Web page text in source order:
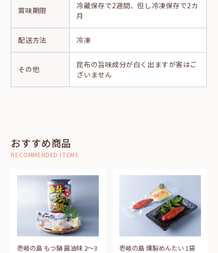
賞味期限
冷蔵保存で2週間、但し冷凍保存で2カ
月
配送方法 冷凍
その他
昆布の旨味成分が白く出ますが害はご
ざいません
おすすめ商品
RECOMMENDED ITEMS
壱岐の島 もつ鍋 醤油味 2～3
壱岐の島 燻製めんたい 1袋